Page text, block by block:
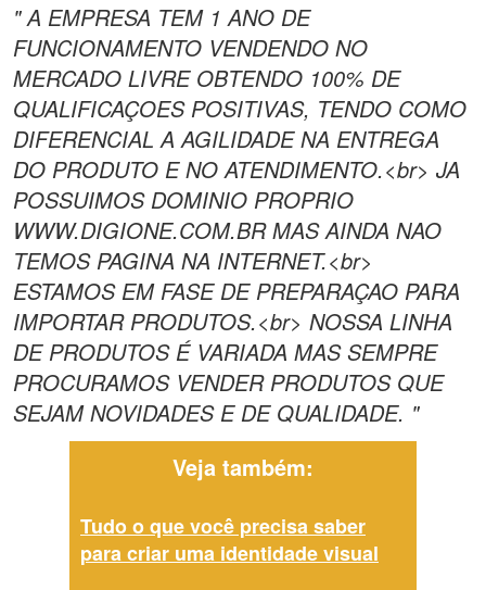
" A EMPRESA TEM 1 ANO DE
FUNCIONAMENTO VENDENDO NO
MERCADO LIVRE OBTENDO 100% DE
QUALIFICAÇOES POSITIVAS, TENDO COMO
DIFERENCIAL A AGILIDADE NA ENTREGA
DO PRODUTO E NO ATENDIMENTO.<br> JA
POSSUIMOS DOMINIO PROPRIO
WWW.DIGIONE.COM.BR MAS AINDA NAO
TEMOS PAGINA NA INTERNET.<br>
ESTAMOS EM FASE DE PREPARAÇAO PARA
IMPORTAR PRODUTOS.<br> NOSSA LINHA
DE PRODUTOS É VARIADA MAS SEMPRE
PROCURAMOS VENDER PRODUTOS QUE
SEJAM NOVIDADES E DE QUALIDADE. "
Veja também:
Tudo o que você precisa saber
para criar uma identidade visual